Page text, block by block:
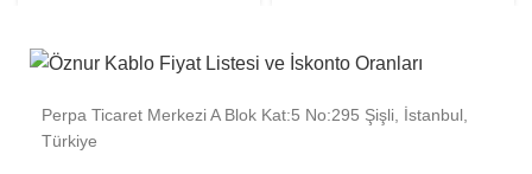
Perpa Ticaret Merkezi A Blok Kat:5 No:295 Şişli, İstanbul,
Türkiye